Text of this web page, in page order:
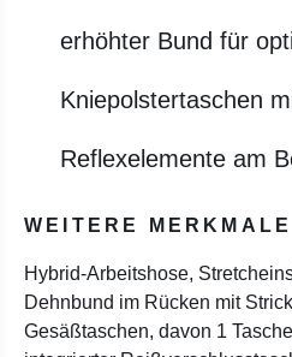
erhöhter Bund für
Kniepolstertaschen
Reflexelemente am
WEITERE MERKMALE
Hybrid-Arbeitshose,
Dehnbund im Rücken mit
Gesäßtaschen, davon 1